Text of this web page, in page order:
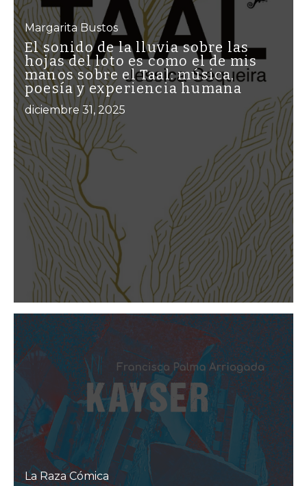
Margarita Bustos
El sonido de la lluvia sobre las
hojas del loto es como el de mis
manos sobre el Taal: música,
poesía y experiencia humana
diciembre 31, 2025
La Raza Cómica